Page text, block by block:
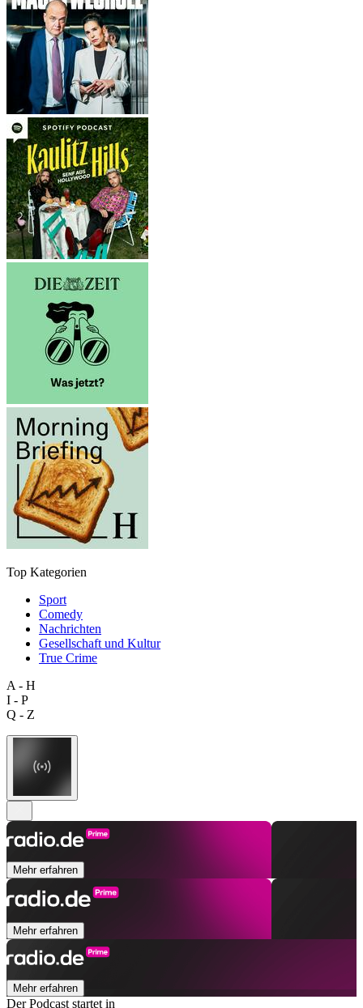
Top Kategorien
Sport
Comedy
Nachrichten
Gesellschaft und Kultur
True Crime
A - H
I - P
Q - Z
Mehr erfahren
Mehr erfahren
Mehr erfahren
Der Podcast startet in